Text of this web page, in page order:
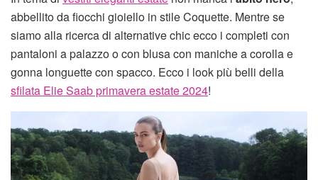
abbellito da fiocchi gioiello in stile Coquette. Mentre se
siamo alla ricerca di alternative chic ecco i completi con
pantaloni a palazzo o con blusa con maniche a corolla e
gonna longuette con spacco. Ecco i look più belli della
sfilata Elie Saab primavera estate 2024!